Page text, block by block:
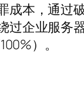
成本，通过
过企业服务
）。